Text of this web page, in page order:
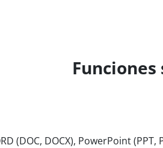
(DOC, DOCX), PowerPoint (PPT,